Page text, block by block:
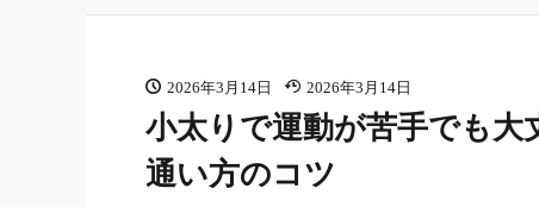
2026年3月14日 2026年3月14日
小太りで運動が苦手でも大
通い方のコツ